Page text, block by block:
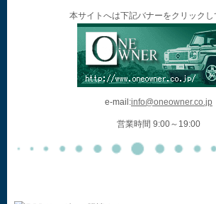
本サイトへは下記バナーをクリックし
e-mail:info@oneowner.co.jp
営業時間 9:00～19:00